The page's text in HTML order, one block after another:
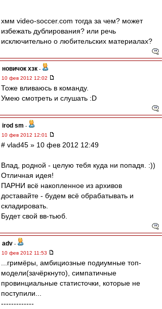
хмм video-soccer.com тогда за чем? может
избежать дублирования? или речь
исключительно о любительских материалах?
новичок хзк -
10 фев 2012 12:02
Тоже вливаюсь в команду.
Умею смотреть и слушать :D
irod sm -
10 фев 2012 12:01
# vlad45 » 10 фев 2012 12:49
Влад, родной - целую тебя куда ни попадя. :))
Отличная идея!
ПАРНИ всё накопленное из архивов
доставайте - будем всё обрабатывать и
складировать.
Будет свой вв-тьюб.
adv -
10 фев 2012 11:53
...гримёры, амбициозные подиумные топ-
модели(зачёркнуто), симпатичные
провинциальные статисточки, которые не
поступили...
-------------